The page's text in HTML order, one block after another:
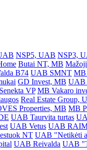
NSP5, UAB NSP3,
Butai NT, MB
B74 UAB SMNT MB
GD Invest, MB UAB
VP MB Vakaro
Real Estate Group,
Properties, MB MB
UAB Taurvita turtas
UAB Vetus UAB
NT UAB "Netikėti
UAB Reivalda UAB